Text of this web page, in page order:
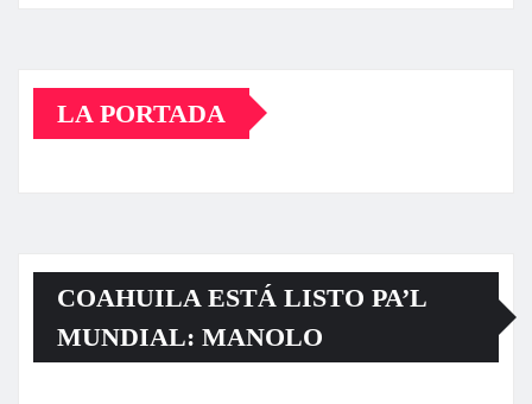
LA PORTADA
COAHUILA ESTÁ LISTO PA’L
MUNDIAL: MANOLO